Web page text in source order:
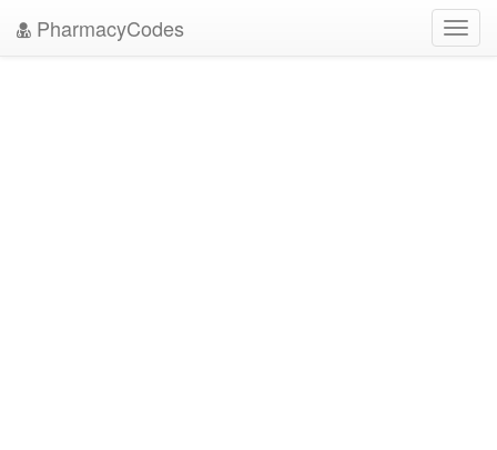
PharmacyCodes